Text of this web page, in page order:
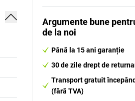
Argumente bune
de la noi
Până la 15 ani garanție
30 de zile drept de
Transport gratuit
(fără TVA)